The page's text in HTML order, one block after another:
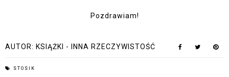
Pozdrawiam!
AUTOR: KSIĄŻKI - INNA RZECZYWISTOŚĆ
STOSIK